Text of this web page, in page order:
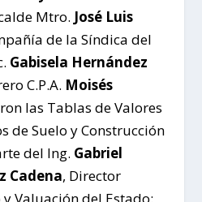
Mtro. José Luis
de la Síndica del
Gabisela Hernández
C.P.A. Moisés
las Tablas de Valores
de Suelo y Construcción
del Ing. Gabriel
Cadena, Director
Valuación del Estado;